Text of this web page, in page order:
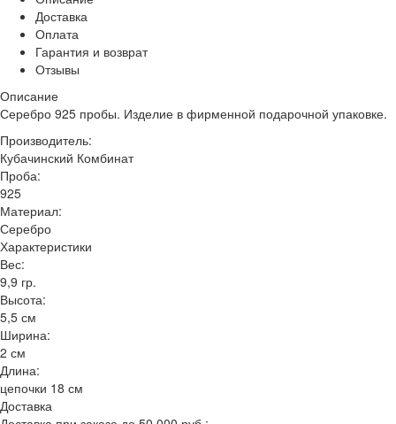
Доставка
Оплата
Гарантия и возврат
Отзывы
Описание
Серебро 925 пробы. Изделие в фирменной подарочной упаковке.
Производитель:
Кубачинский Комбинат
Проба:
925
Материал:
Серебро
Характеристики
Вес:
9,9 гр.
Высота:
5,5 см
Ширина:
2 см
Длина:
цепочки 18 см
Доставка